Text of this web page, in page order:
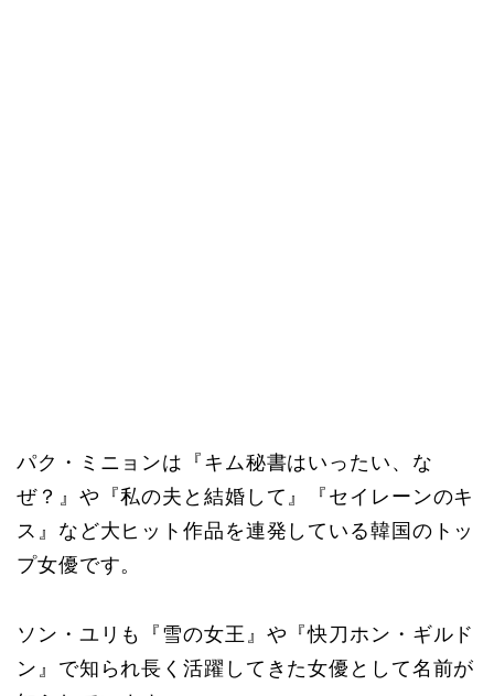
パク・ミニョンは『キム秘書はいったい、な
ぜ？』や『私の夫と結婚して』『セイレーンのキ
ス』など大ヒット作品を連発している韓国のトッ
プ女優です。
ソン・ユリも『雪の女王』や『快刀ホン・ギルド
ン』で知られ長く活躍してきた女優として名前が